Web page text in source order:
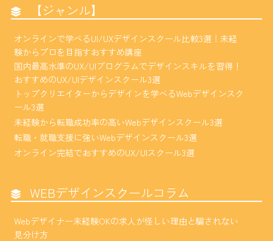
【ジャンル】
オンラインで学べるUI/UXデザインスクール比較3選｜未経
験からプロを目指すおすすめ講座
国内最高水準のUX/UIプログラムでデザインスキルを習得！
おすすめのUX/UIデザインスクール3選
トップクリエイターからデザインを学べるWebデザインスク
ール3選
未経験から転職成功率の高いWebデザインスクール3選
転職・就職支援に強いWebデザインスクール3選
オンライン完結でおすすめのUX/UIスクール3選
WEBデザインスクールコラム
Webデザイナー未経験OKの求人が怪しい理由と騙されない
見分け方